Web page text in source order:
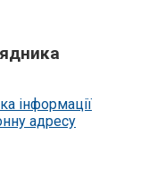
інформації
адресу